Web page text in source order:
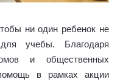
ни один ребенок не
учебы. Благодаря
и общественных
в рамках акции